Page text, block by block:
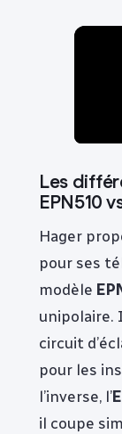
Les
EPN510
Hager
pour ses
modèle
unipolaire.
circuit
pour les
l’inverse, l’
il coupe